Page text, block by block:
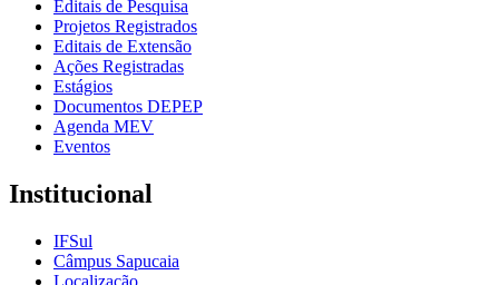
Editais de Pesquisa
Projetos Registrados
Editais de Extensão
Ações Registradas
Estágios
Documentos DEPEP
Agenda MEV
Eventos
Institucional
IFSul
Câmpus Sapucaia
Localização